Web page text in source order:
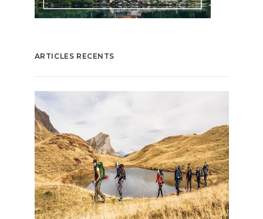
ARTICLES RECENTS